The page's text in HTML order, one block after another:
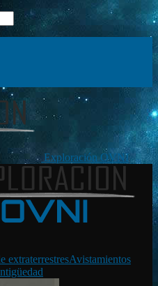
Exploración OVNI
extraterrestresAvistamientos